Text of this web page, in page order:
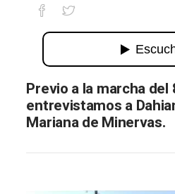
Entrevista al
Previo a la marcha del
entrevistamos a
Mariana de